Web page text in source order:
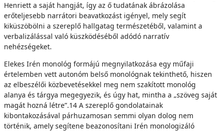
Henriett a saját hangját, így az ő tudatának ábrázolása
erőteljesebb narrátori beavatkozást igényel, mely segít
kiküszöbölni a szereplő hallgatag természetéből, valamint a
verbalizálással való küszködéséből adódó narratív
nehézségeket.
Elekes Irén monológ formájú megnyilatkozása egy műfaji
értelemben vett autonóm belső monológnak tekinthető, hiszen
az elbeszélői közbevetésekkel meg nem szakított monológ
alanya és tárgya megegyezik, és úgy hat, mintha a „szöveg saját
magát hozná létre”.14 A szereplő gondolatainak
kibontakozásával párhuzamosan semmi olyan dolog nem
történik, amely segítene beazonosítani Irén monologizáló